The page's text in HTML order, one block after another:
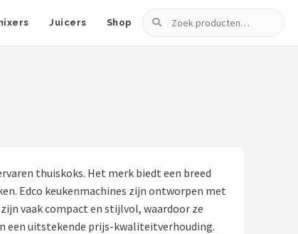
Juicers Shop
Zoeken
thuiskoks. Het merk biedt een breed
Edco keukenmachines zijn ontworpen met
vaak compact en stijlvol, waardoor ze
een uitstekende prijs-kwaliteitverhouding.